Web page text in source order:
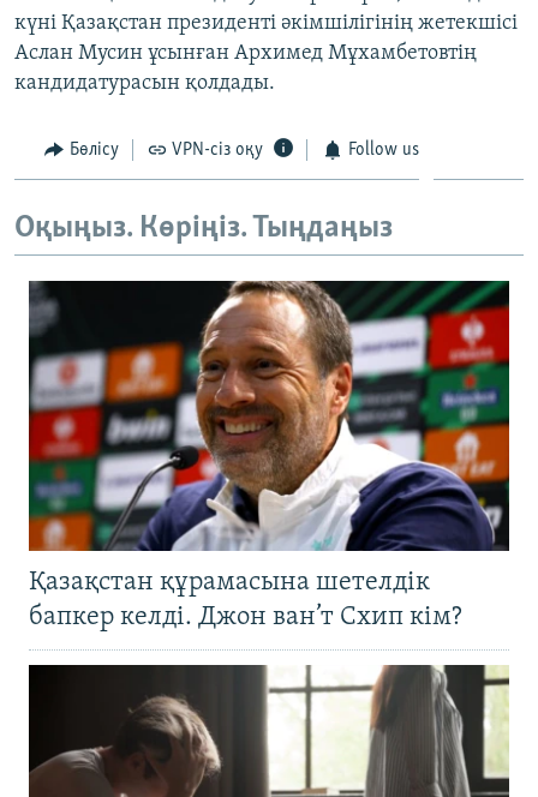
Русский
ЖАЗЫЛЫҢЫЗ
Басқа тілдерде
күні Қазақстан президенті әкімшілігінің жетекшісі
Аслан Мусин ұсынған Архимед Мұхамбетовтің
кандидатурасын қолдады.
Бөлісу VPN-сіз оқу Follow us
Оқыңыз. Көріңіз. Тыңдаңыз
Қазақстан құрамасына шетелдік
бапкер келді. Джон ван’т Схип кім?